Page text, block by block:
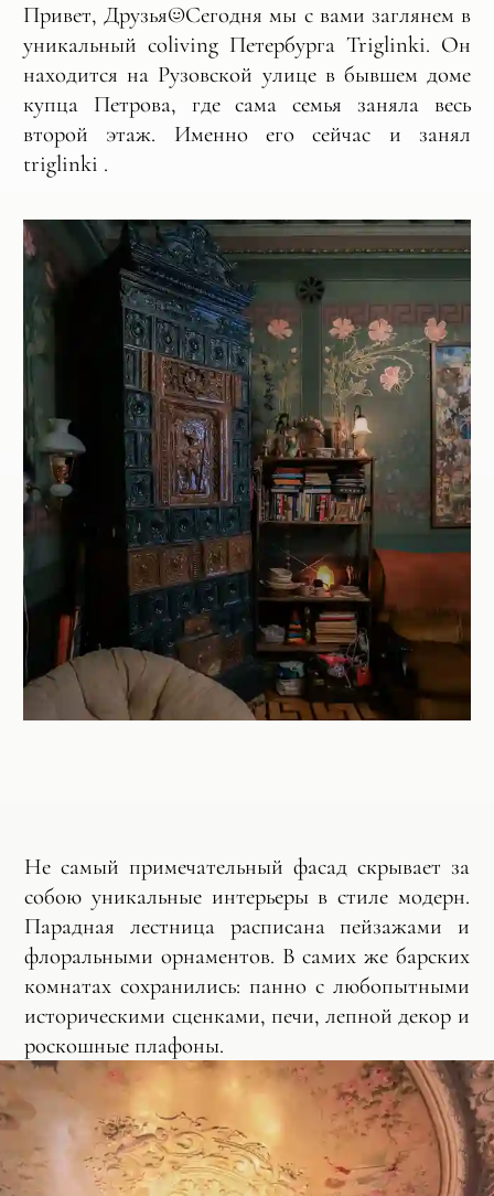
Привет, Друзья☺️Сегодня мы с вами заглянем в
уникальный coliving Петербурга Triglinki. Он
находится на Рузовской улице в бывшем доме
купца Петрова, где сама семья заняла весь
второй этаж. Именно его сейчас и занял
triglinki .
Не самый примечательный фасад скрывает за
собою уникальные интерьеры в стиле модерн.
Парадная лестница расписана пейзажами и
флоральными орнаментов. В самих же барских
комнатах сохранились: панно с любопытными
историческими сценками, печи, лепной декор и
роскошные плафоны.